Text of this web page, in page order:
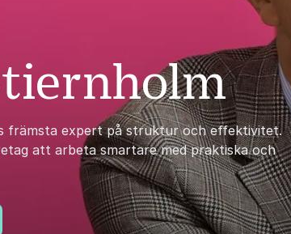
främsta expert på struktur och effektivitet.
att arbeta smartare med praktiska och